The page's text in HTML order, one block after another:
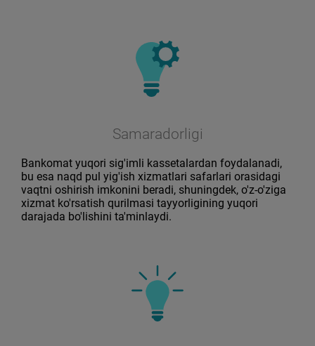
Samaradorligi
Bankomat yuqori sig'imli kassetalardan foydalanadi,
bu esa naqd pul yig'ish xizmatlari safarlari orasidagi
vaqtni oshirish imkonini beradi, shuningdek, o'z-o'ziga
xizmat ko'rsatish qurilmasi tayyorligining yuqori
darajada bo'lishini ta'minlaydi.